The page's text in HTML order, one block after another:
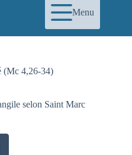
Menu
(Mc 4,26-34)
selon Saint Marc